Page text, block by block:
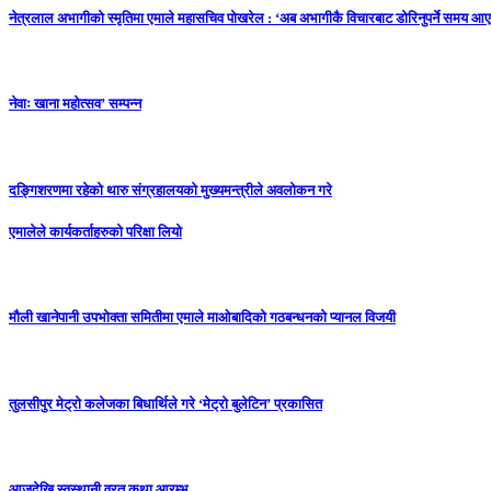
नेत्रलाल अभागीको स्मृतिमा एमाले महासचिव पोखरेल : ‘अब अभागीकै विचारबाट डोरिनुपर्ने समय
नेवाः खाना महोत्सव’ सम्पन्न
दङ्गिशरणमा रहेको थारु संग्रहालयकाे मुख्यमन्त्रीले अवलोकन गरे
एमालेले कार्यकर्ताहरुकाे परिक्षा लियाे
मौली खानेपानी उपभोक्ता समितीमा एमाले माओबादिको गठबन्धनको प्यानल विजयी
तुलसीपुर मेट्राे कलेजका बिधार्थिले गरे ‘मेट्रो बुलेटिन’ प्रकासित